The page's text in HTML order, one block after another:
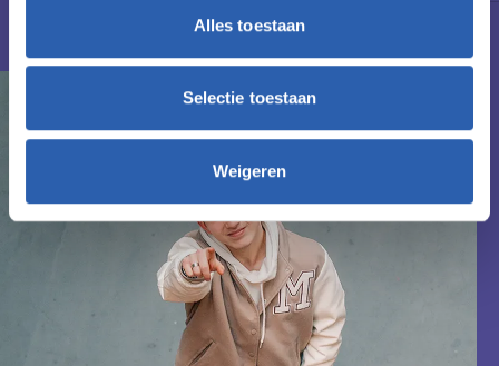
Alles toestaan
Selectie toestaan
Weigeren